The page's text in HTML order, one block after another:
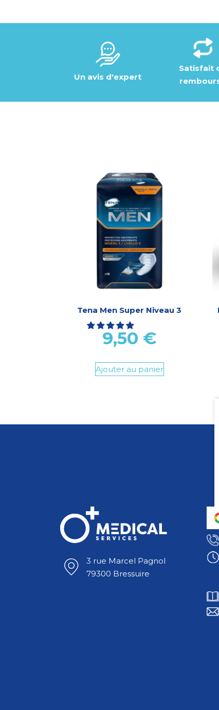
Un avis d'expert
Satisfait
Tena Men Super Niveau 3
9,50 €
Ajouter au panier
3 rue Marcel Pagnol
79300 Bressuire